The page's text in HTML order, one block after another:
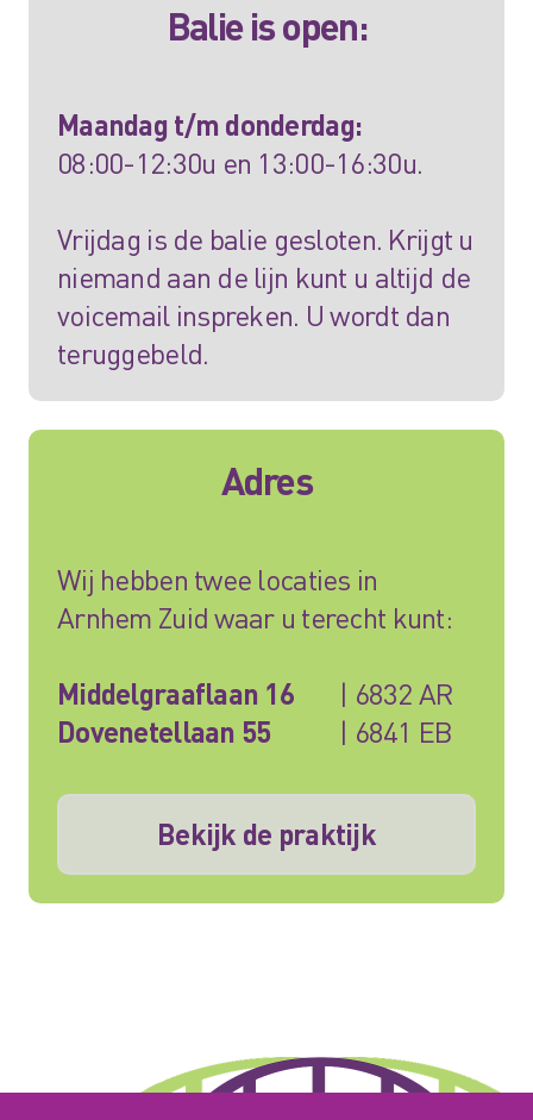
Balie is open:
Maandag t/m donderdag:
08:00-12:30u en 13:00-16:30u.
Vrijdag is de balie gesloten. Krijgt u
niemand aan de lijn kunt u altijd de
voicemail inspreken. U wordt dan
teruggebeld.
Adres
Wij hebben twee locaties in
Arnhem Zuid waar u terecht kunt:
Middelgraaflaan 16
| 6832 AR
Dovenetellaan 55
| 6841 EB
Bekijk de praktijk